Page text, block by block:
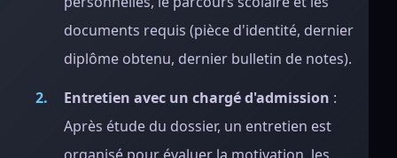
documents requis (pièce d'identité, dernier
diplôme obtenu, dernier bulletin de notes).
Entretien avec un chargé d'admission :
Après étude du dossier, un entretien est